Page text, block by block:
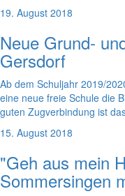
19. August 2018
Neue Grund-
Gersdorf
Ab dem Schuljahr 2019/
eine neue freie Schule die
guten Zugverbindung ist
15. August 2018
"Geh aus mein
Sommersingen